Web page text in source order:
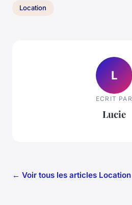
Location
L
ECRIT PAR
Lucie
← Voir tous les articles Location